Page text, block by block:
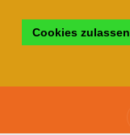
Cookies zulassen